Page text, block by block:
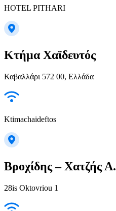
HOTEL PITHARI
Κτήμα Χαϊδευτός
Καβαλλάρι 572 00, Ελλάδα
Ktimachaideftos
Βροχίδης – Χατζής
28is Oktovriou 1